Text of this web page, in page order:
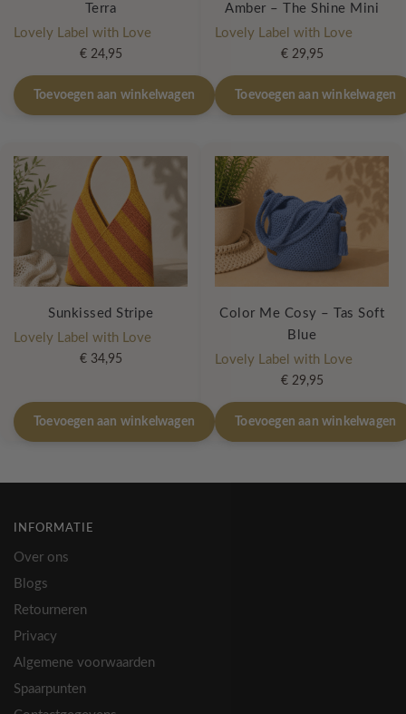
Terra
Lovely Label with Love
€24,95
Toevoegen aan winkelwagen
Amber – The Shine Mini
Lovely Label with Love
€29,95
Toevoegen aan winkelwagen
Sunkissed Stripe
Lovely Label with Love
€34,95
Toevoegen aan winkelwagen
Color Me Cosy – Tas Soft
Blue
Lovely Label with Love
€29,95
Toevoegen aan winkelwagen
INFORMATIE
Over ons
Blogs
Retourneren
Privacy
Algemene voorwaarden
Spaarpunten